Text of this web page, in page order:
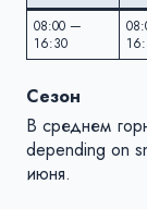
08:00 —
16:30
Сезон
В среднем
depending on
июня.